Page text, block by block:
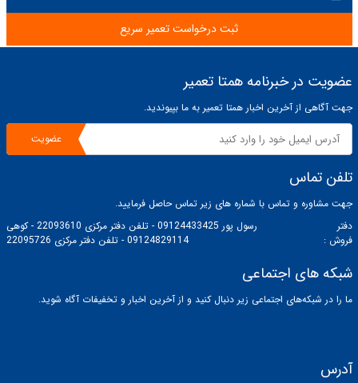
ثبت درخواست تعمیر سریع
عضویت در خبرنامه همتا تعمیر
جهت آگاهی از آخرین اخبار همتا تعمیر به ما بپیوندید.
عضویت
تلفن تماس
جهت مشاوره و تماس با شماره های زیر تماس حاصل فرمایید.
دفتر
فروش :
رسول پور 09124433425 - تلفن دفتر مرکزی 22093610 - کوهی
09124829114 - تلفن دفتر مرکزی 22095726
شبکه های اجتماعی
ما را در شبکه‌های اجتماعی زیر دنبال کنید و از آخرین اخبار و تخفیفات آگاه شوید.
آدرس